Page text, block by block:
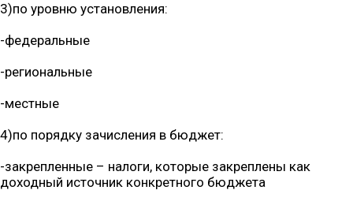
3)по уровню установления:
-федеральные
-региональные
-местные
4)по порядку зачисления в бюджет:
-закрепленные – налоги, которые закреплены как
доходный источник конкретного бюджета